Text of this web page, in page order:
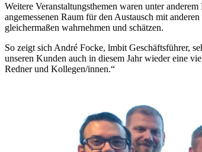
Weitere Veranstaltungsthemen waren unter
angemessenen Raum für den Austausch mit
gleichermaßen wahrnehmen und schätzen.
So zeigt sich André Focke, lmbit Geschäftsführer,
unseren Kunden auch in diesem Jahr wieder eine
Redner und Kollegen/innen.“